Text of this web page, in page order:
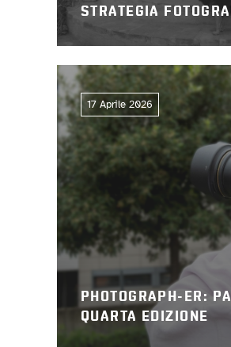
STRATEGIA
17 Aprile 2026
PHOTOGRAPH-ER:
QUARTA EDIZIONE